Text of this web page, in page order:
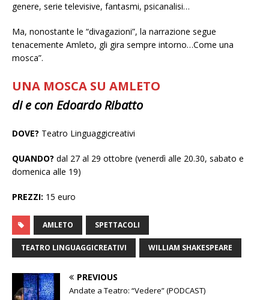
genere, serie televisive, fantasmi, psicanalisi…
Ma, nonostante le “divagazioni”, la narrazione segue
tenacemente Amleto, gli gira sempre intorno…Come una
mosca”.
UNA MOSCA SU AMLETO
di e con Edoardo Ribatto
DOVE? Teatro Linguaggicreativi
QUANDO? dal 27 al 29 ottobre (venerdì alle 20.30, sabato e
domenica alle 19)
PREZZI: 15 euro
AMLETO SPETTACOLI
TEATRO LINGUAGGICREATIVI WILLIAM SHAKESPEARE
PREVIOUS
Andate a Teatro: “Vedere” (PODCAST)